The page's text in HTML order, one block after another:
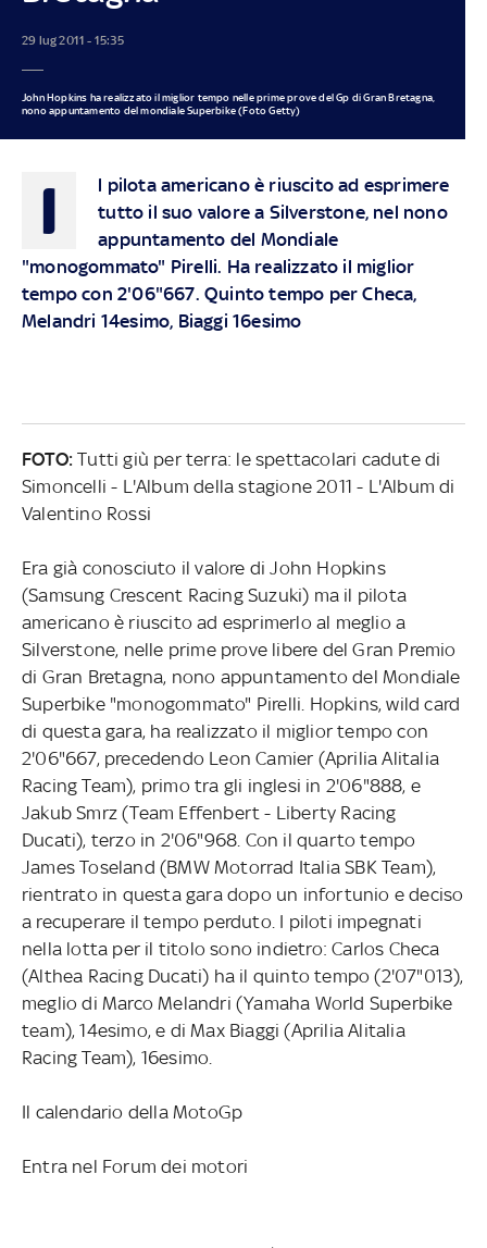
29 lug 2011 - 15:35
John Hopkins ha realizzato il miglior tempo nelle prime prove del Gp di Gran Bretagna,
nono appuntamento del mondiale Superbike (Foto Getty)
I
l pilota americano è riuscito ad esprimere
tutto il suo valore a Silverstone, nel nono
appuntamento del Mondiale
"monogommato" Pirelli. Ha realizzato il miglior
tempo con 2'06"667. Quinto tempo per Checa,
Melandri 14esimo, Biaggi 16esimo
FOTO:Tutti giù per terra: le spettacolari cadute di
Simoncelli - L'Album della stagione 2011 - L'Album di
Valentino Rossi
Era già conosciuto il valore di John Hopkins
(Samsung Crescent Racing Suzuki) ma il pilota
americano è riuscito ad esprimerlo al meglio a
Silverstone, nelle prime prove libere del Gran Premio
di Gran Bretagna, nono appuntamento del Mondiale
Superbike "monogommato" Pirelli. Hopkins, wild card
di questa gara, ha realizzato il miglior tempo con
2'06"667, precedendo Leon Camier (Aprilia Alitalia
Racing Team), primo tra gli inglesi in 2'06"888, e
Jakub Smrz (Team Effenbert - Liberty Racing
Ducati), terzo in 2'06"968. Con il quarto tempo
James Toseland (BMW Motorrad Italia SBK Team),
rientrato in questa gara dopo un infortunio e deciso
a recuperare il tempo perduto. I piloti impegnati
nella lotta per il titolo sono indietro: Carlos Checa
(Althea Racing Ducati) ha il quinto tempo (2'07"013),
meglio di Marco Melandri (Yamaha World Superbike
team), 14esimo, e di Max Biaggi (Aprilia Alitalia
Racing Team), 16esimo.
Il calendario della MotoGp
Entra nel Forum dei motori